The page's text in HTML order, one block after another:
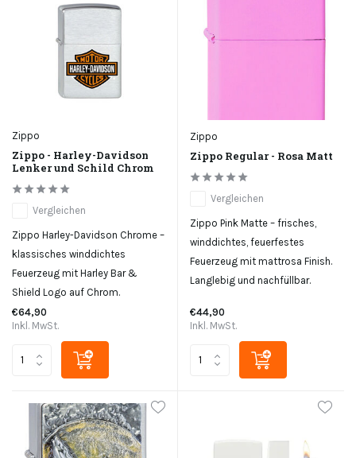
Zippo
Zippo - Harley-Davidson
Lenker und Schild Chrom
Vergleichen
Zippo Harley-Davidson Chrome –
klassisches winddichtes
Feuerzeug mit Harley Bar &
Shield Logo auf Chrom.
€64,90
Inkl. MwSt.
Zippo
Zippo Regular - Rosa Matt
Vergleichen
Zippo Pink Matte – frisches,
winddichtes, feuerfestes
Feuerzeug mit mattrosa Finish.
Langlebig und nachfüllbar.
€44,90
Inkl. MwSt.